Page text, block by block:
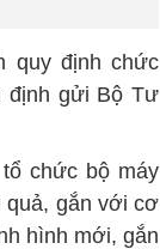
quy định chức
định gửi Bộ Tư
chức bộ máy
quả, gắn với cơ
hình mới, gắn